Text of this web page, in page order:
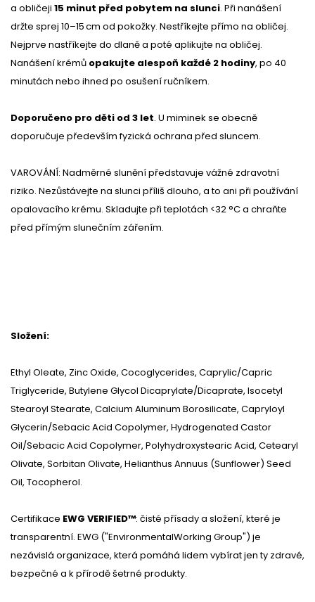
a obličeji 15 minut před pobytem na slunci. Při nanášení
držte sprej 10–15 cm od pokožky. Nestříkejte přímo na obličej.
Nejprve nastříkejte do dlaně a poté aplikujte na obličej.
Nanášení krémů opakujte alespoň každé 2 hodiny, po 40
minutách nebo ihned po osušení ručníkem.
Doporučeno pro děti od 3 let. U miminek se obecně
doporučuje především fyzická ochrana před sluncem.
VAROVÁNÍ: Nadměrné slunění představuje vážné zdravotní
riziko. Nezůstávejte na slunci příliš dlouho, a to ani při používání
opalovacího krému. Skladujte při teplotách <32 °C a chraňte
před přímým slunečním zářením.
Složení:
Ethyl Oleate, Zinc Oxide, Cocoglycerides, Caprylic/Capric
Triglyceride, Butylene Glycol Dicaprylate/Dicaprate, Isocetyl
Stearoyl Stearate, Calcium Aluminum Borosilicate, Capryloyl
Glycerin/Sebacic Acid Copolymer, Hydrogenated Castor
Oil/Sebacic Acid Copolymer, Polyhydroxystearic Acid, Cetearyl
Olivate, Sorbitan Olivate, Helianthus Annuus (Sunflower) Seed
Oil, Tocopherol.
Certifikace EWG VERIFIED™: čisté přísady a složení, které je
transparentní. EWG ("EnvironmentalWorking Group") je
nezávislá organizace, která pomáhá lidem vybírat jen ty zdravé,
bezpečné a k přírodě šetrné produkty.